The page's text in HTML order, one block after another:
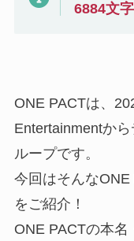
6884文字
ONE PACTは、
Entertainmentか
ループです。
今回はそんな
をご紹介！
ONE PACTの本